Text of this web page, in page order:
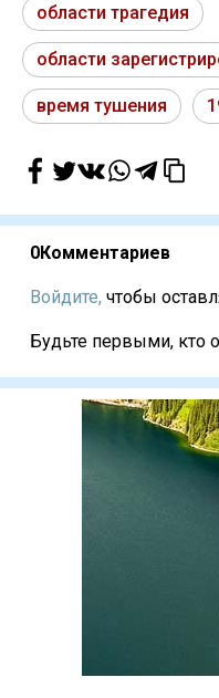
области трагедия
области
время тушения
0Комментариев
Войдите, чтобы
Будьте первыми, кто